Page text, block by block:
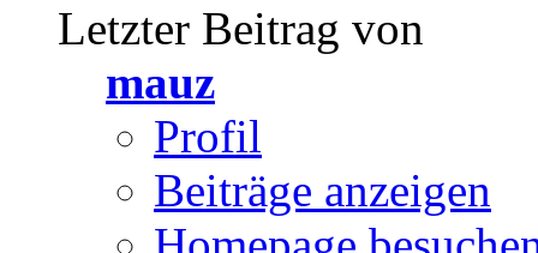
Letzter Beitrag von
mauz
Profil
Beiträge anzeigen